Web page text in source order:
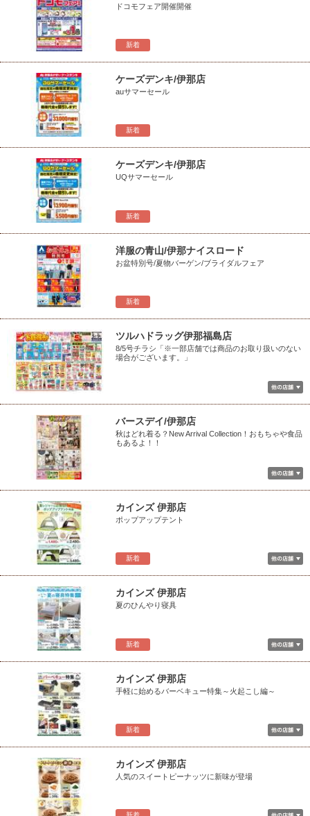
新着
ドコモフェア開催開催
新着
ケーズデンキ/伊那店
auサマーセール
新着
ケーズデンキ/伊那店
UQサマーセール
新着
洋服の青山/伊那ナイスロード
お盆特別号/夏物バーゲン/ブライダルフェア
ツルハドラッグ伊那福島店
8/5号チラシ「※一部店舗では商品のお取り扱いのない
場合がございます。」
バースデイ/伊那店
秋はどれ着る？New Arrival Collection！おもちゃや食品
もあるよ！！
新着
カインズ 伊那店
ポップアップテント
新着
カインズ 伊那店
夏のひんやり寝具
新着
カインズ 伊那店
手軽に始めるバーベキュー特集～火起こし編～
カインズ 伊那店
人気のスイートピーナッツに新味が登場